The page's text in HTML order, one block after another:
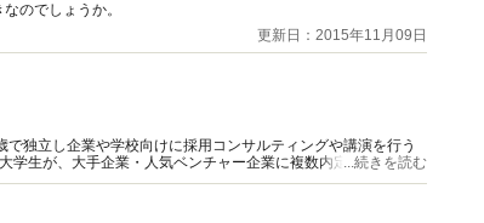
のでしょうか。
更新日：2015年11月09日
独立し企業や学校向けに採用コンサルティングや講演を行う
生が、大手企業・人気ベンチャー企業に複数内定している。
ィアに多数出演。
...続きを読む